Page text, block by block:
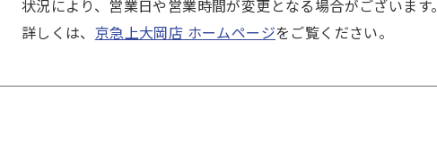
状況により、営業日や営業時間が変更となる場合がございます。
詳しくは、京急上大岡店 ホームページをご覧ください。